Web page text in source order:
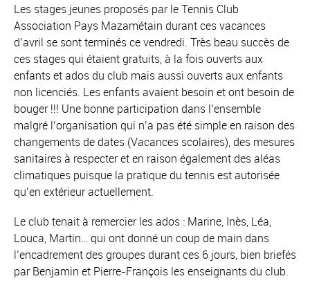
Les stages jeunes proposés par le Tennis Club
Association Pays Mazamétain durant ces vacances
d’avril se sont terminés ce vendredi. Très beau succès de
ces stages qui étaient gratuits, à la fois ouverts aux
enfants et ados du club mais aussi ouverts aux enfants
non licenciés. Les enfants avaient besoin et ont besoin de
bouger !!! Une bonne participation dans l’ensemble
malgré l’organisation qui n’a pas été simple en raison des
changements de dates (Vacances scolaires), des mesures
sanitaires à respecter et en raison également des aléas
climatiques puisque la pratique du tennis est autorisée
qu’en extérieur actuellement.
Le club tenait à remercier les ados : Marine, Inès, Léa,
Louca, Martin… qui ont donné un coup de main dans
l’encadrement des groupes durant ces 6 jours, bien briefés
par Benjamin et Pierre-François les enseignants du club.